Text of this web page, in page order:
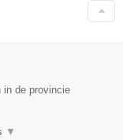
in de provincie
▼